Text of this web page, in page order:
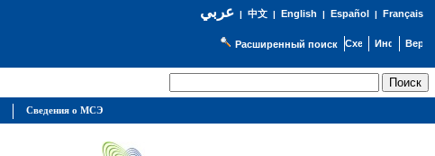
عربي| 中文| English | Español | Français
Расширенный поиск
Сведения о МСЭ